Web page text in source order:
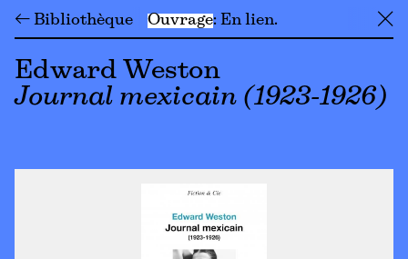
← Bibliothèque Ouvrage En lien ╳
Edward Weston
Journal mexicain (1923-1926)